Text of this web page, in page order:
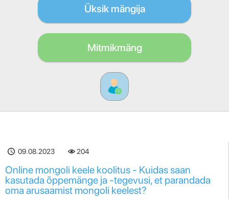
Üksik mängija
Mitmikmäng
09.08.2023 204
Online mongoli keele koolitus - Kuidas saan
kasutada õppemänge ja -tegevusi, et parandada
oma arusaamist mongoli keelest?